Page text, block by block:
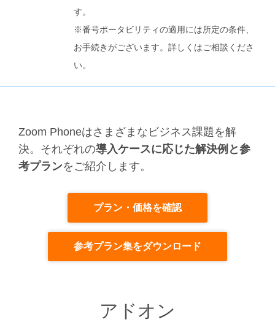
す。
※番号ポータビリティの適用には所定の条件、
お手続きがございます。詳しくはご相談くださ
い。
Zoom Phoneはさまざまなビジネス課題を解
決。 それぞれの導入ケースに応じた解決例と参
考プランをご紹介します。
プラン・価格を確認
参考プラン集をダウンロード
アドオン